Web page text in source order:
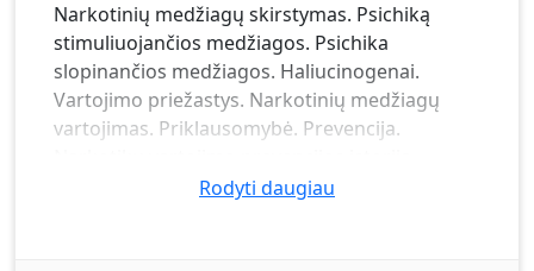
Narkotinių medžiagų skirstymas. Psichiką
stimuliuojančios medžiagos. Psichika
slopinančios medžiagos. Haliucinogenai.
Vartojimo priežastys. Narkotinių medžiagų
vartojimas. Priklausomybė. Prevencija.
Narkotikų vartojimo lygiai. Informacijos
Rodyti daugiau